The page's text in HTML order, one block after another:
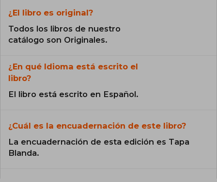
¿El libro es original?
Todos los libros de nuestro
catálogo son Originales.
¿En qué Idioma está escrito el
libro?
El libro está escrito en Español.
¿Cuál es la encuadernación de este libro?
La encuadernación de esta edición es Tapa
Blanda.